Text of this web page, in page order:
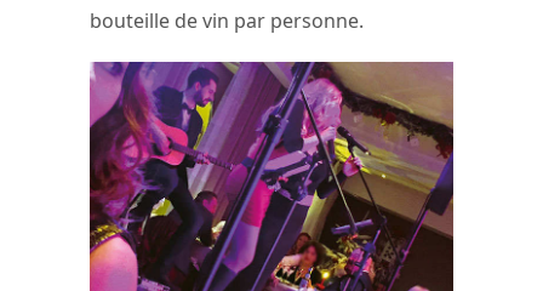
bouteille de vin par personne.